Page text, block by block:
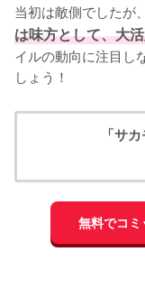
当初は敵側でしたが
は味方として、大
イルの動向に注目し
しょう！
「サ
無料でコ